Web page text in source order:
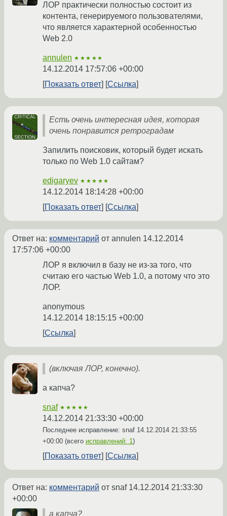
ЛОР практически полностью состоит из
контента, генерируемого пользователями,
что является характерной особенностью
Web 2.0
annulen ★★★★★
14.12.2014 17:57:06 +00:00
Показать ответ
Ссылка
Есть очень интересная идея, которая
очень понравится ретроградам
Запилить поисковик, который будет искать
только по Web 1.0 сайтам?
edigaryev ★★★★★
14.12.2014 18:14:28 +00:00
Показать ответ
Ссылка
Ответ на: комментарий от annulen 14.12.2014
17:57:06 +00:00
ЛОР я включил в базу не из-за того, что
считаю его частью Web 1.0, а потому что это
ЛОР.
anonymous
14.12.2014 18:15:15 +00:00
Ссылка
(включая ЛОР, конечно).
а капча?
snaf ★★★★★
14.12.2014 21:33:30 +00:00
Последнее исправление: snaf 14.12.2014 21:33:55
+00:00 (всего исправлений: 1)
Показать ответ Ссылка
Ответ на: комментарий от snaf 14.12.2014 21:33:30
+00:00
а капча?